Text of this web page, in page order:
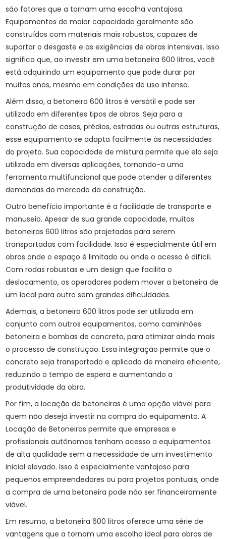
são fatores que a tornam uma escolha vantajosa.
Equipamentos de maior capacidade geralmente são
construídos com materiais mais robustos, capazes de
suportar o desgaste e as exigências de obras intensivas. Isso
significa que, ao investir em uma betoneira 600 litros, você
está adquirindo um equipamento que pode durar por
muitos anos, mesmo em condições de uso intenso.
Além disso, a betoneira 600 litros é versátil e pode ser
utilizada em diferentes tipos de obras. Seja para a
construção de casas, prédios, estradas ou outras estruturas,
esse equipamento se adapta facilmente às necessidades
do projeto. Sua capacidade de mistura permite que ela seja
utilizada em diversas aplicações, tornando-a uma
ferramenta multifuncional que pode atender a diferentes
demandas do mercado da construção.
Outro benefício importante é a facilidade de transporte e
manuseio. Apesar de sua grande capacidade, muitas
betoneiras 600 litros são projetadas para serem
transportadas com facilidade. Isso é especialmente útil em
obras onde o espaço é limitado ou onde o acesso é difícil.
Com rodas robustas e um design que facilita o
deslocamento, os operadores podem mover a betoneira de
um local para outro sem grandes dificuldades.
Ademais, a betoneira 600 litros pode ser utilizada em
conjunto com outros equipamentos, como caminhões
betoneira e bombas de concreto, para otimizar ainda mais
o processo de construção. Essa integração permite que o
concreto seja transportado e aplicado de maneira eficiente,
reduzindo o tempo de espera e aumentando a
produtividade da obra.
Por fim, a locação de betoneiras é uma opção viável para
quem não deseja investir na compra do equipamento. A
Locação de Betoneiraspermite que empresas e
profissionais autônomos tenham acesso a equipamentos
de alta qualidade sem a necessidade de um investimento
inicial elevado. Isso é especialmente vantajoso para
pequenos empreendedores ou para projetos pontuais, onde
a compra de uma betoneira pode não ser financeiramente
viável.
Em resumo, a betoneira 600 litros oferece uma série de
vantagens que a tornam uma escolha ideal para obras de